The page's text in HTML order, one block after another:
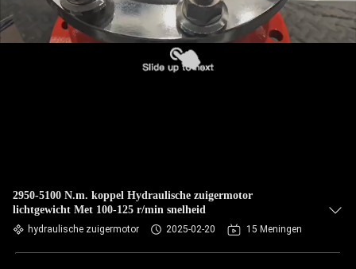
2950-5100 N.m. koppel Hydraulische zuigermotor
lichtgewicht Met 100-125 r/min snelheid
hydraulische zuigermotor 2025-02-20 15 Meningen